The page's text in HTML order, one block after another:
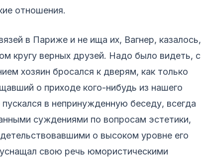
отношения.
в Париже и не ища их, Вагнер, казалось,
кругу верных друзей. Надо было видеть, с
хозяин бросался к дверям, как только
о приходе кого-нибудь из нашего
в непринужденную беседу, всегда
суждениями по вопросам эстетики,
о высоком уровне его
свою речь юмористическими